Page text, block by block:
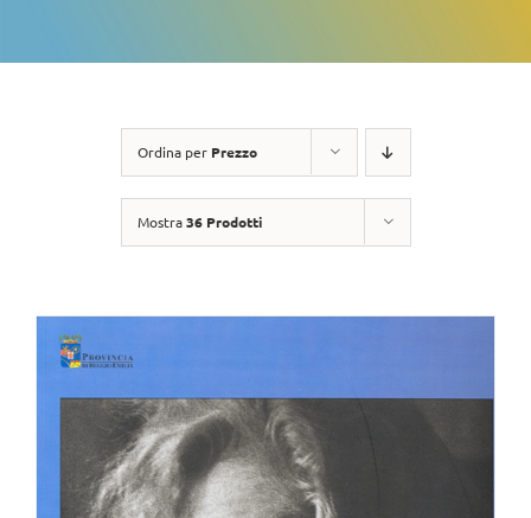
Ordina per Prezzo
Mostra36 Prodotti